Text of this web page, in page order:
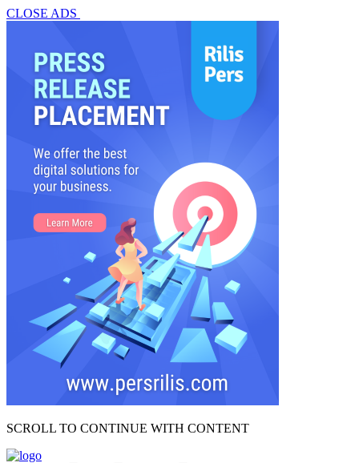
CLOSE ADS
SCROLL TO CONTINUE WITH CONTENT